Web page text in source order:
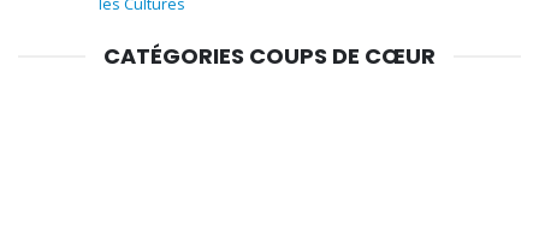
les Cultures
CATÉGORIES COUPS DE CŒUR